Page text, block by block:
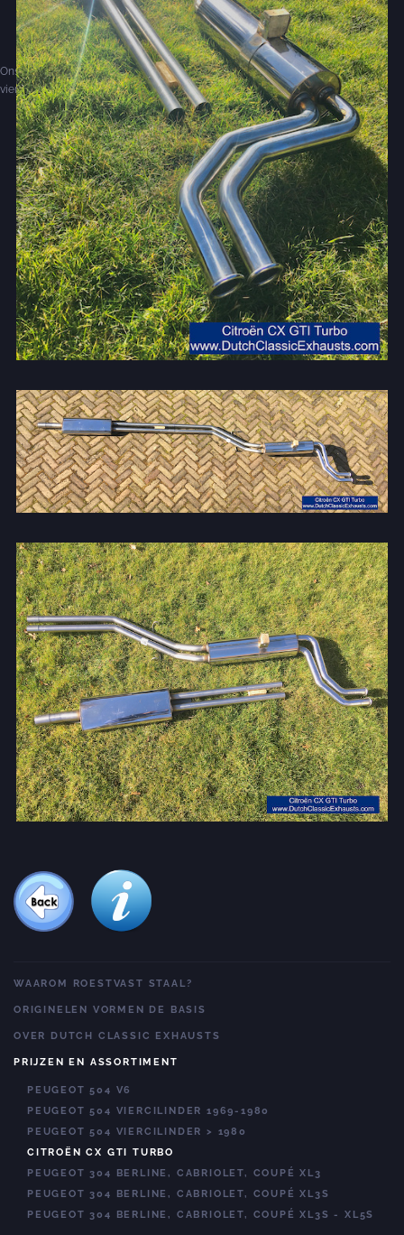
Ons devies: iedere mooie auto verdient een RVS uitlaat... Peugeot 504 V6 en
viercilinder-modellen uit voorraad leverbaar
WAAROM ROESTVAST STAAL?
ORIGINELEN VORMEN DE BASIS
OVER DUTCH CLASSIC EXHAUSTS
PRIJZEN EN ASSORTIMENT
PEUGEOT 504 V6
PEUGEOT 504 VIERCILINDER 1969-1980
PEUGEOT 504 VIERCILINDER > 1980
CITROËN CX GTI TURBO
PEUGEOT 304 BERLINE, CABRIOLET, COUPÉ XL3
PEUGEOT 304 BERLINE, CABRIOLET, COUPÉ XL3S
PEUGEOT 304 BERLINE, CABRIOLET, COUPÉ XL3S - XL5S